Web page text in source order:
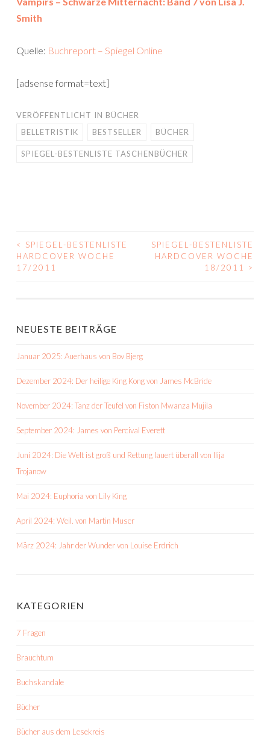
Smith
Quelle: Buchreport – Spiegel Online
[adsense format=text]
VERÖFFENTLICHT IN BÜCHER
BELLETRISTIK
BESTSELLER BÜCHER
SPIEGEL-BESTENLISTE TASCHENBÜCHER
BEITRAGS-
NAVIGATION
<
SPIEGEL-BESTENLISTE
HARDCOVER WOCHE
17/2011
SPIEGEL-BESTENLISTE
HARDCOVER WOCHE
18/2011
>
NEUESTE BEITRÄGE
Januar 2025: Auerhaus von Bov Bjerg
Dezember 2024: Der heilige King Kong von James McBride
November 2024: Tanz der Teufel von Fiston Mwanza Mujila
September 2024: James von Percival Everett
Juni 2024: Die Welt ist groß und Rettung lauert überall von Ilija
Trojanow
Mai 2024: Euphoria von Lily King
April 2024: Weil. von Martin Muser
März 2024: Jahr der Wunder von Louise Erdrich
KATEGORIEN
7 Fragen
Brauchtum
Buchskandale
Bücher
Bücher aus dem Lesekreis